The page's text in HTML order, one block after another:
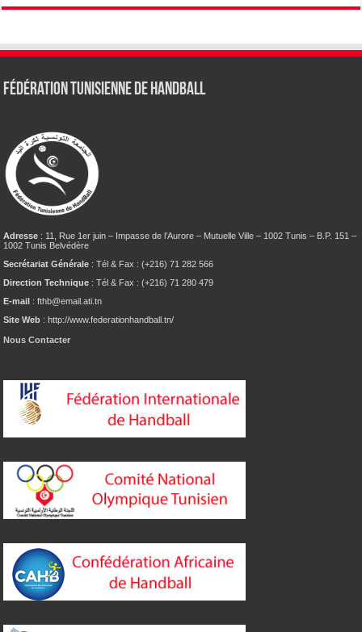
Fédération tunisienne de Handball
Adresse : 11, Rue 1er juin – Impasse de l’Aurore – Mutuelle Ville – 1002 Tunis – B.P. 151 –
1002 Tunis Belvédère
Secrétariat Générale : Tél & Fax : (+216) 71 282 566
Direction Technique : Tél & Fax : (+216) 71 280 479
E-mail : fthb@email.ati.tn
Site Web : http://www.federationhandball.tn/
Nous Contacter